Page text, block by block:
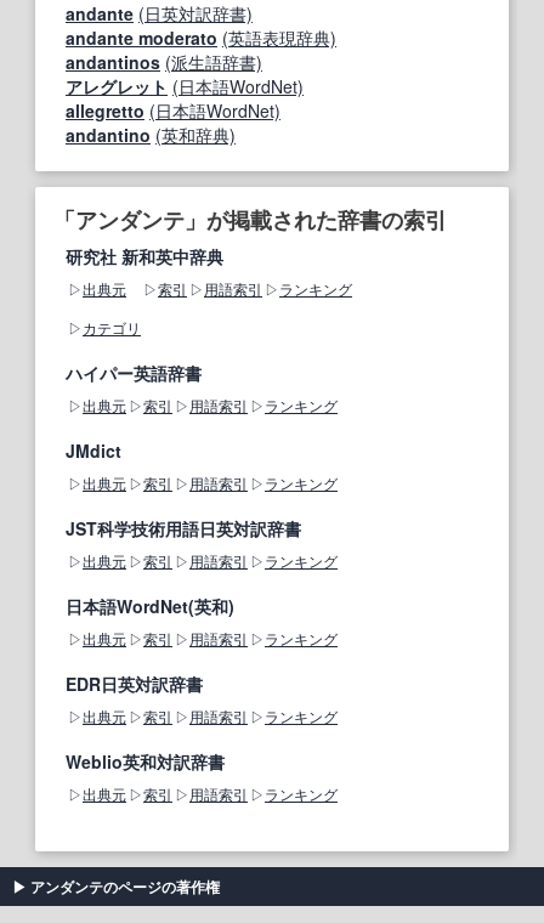
andante (日英対訳辞書)
andante moderato (英語表現辞典)
andantinos (派生語辞書)
アレグレット (日本語WordNet)
allegretto (日本語WordNet)
andantino (英和辞典)
「アンダンテ」が掲載された辞書の索引
研究社 新和英中辞典
出典元 索引 用語索引
ランキング
カテゴリ
ハイパー英語辞書
出典元 索引 用語索引 ランキング
JMdict
出典元 索引 用語索引 ランキング
JST科学技術用語日英対訳辞書
出典元 索引 用語索引 ランキング
日本語WordNet(英和)
出典元 索引 用語索引 ランキング
EDR日英対訳辞書
出典元 索引 用語索引 ランキング
Weblio英和対訳辞書
出典元 索引 用語索引 ランキング
アンダンテのページの著作権